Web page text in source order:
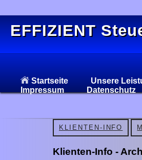
EFFIZIENT
Startseite Unsere
Impressum
Datenschutz
KLIENTEN-INFO
Klienten-Info -